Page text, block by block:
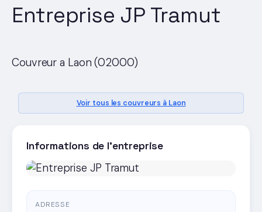
Entreprise JP Tramut
Couvreur a Laon (02000)
Voir tous les couvreurs à Laon
Informations de l'entreprise
ADRESSE